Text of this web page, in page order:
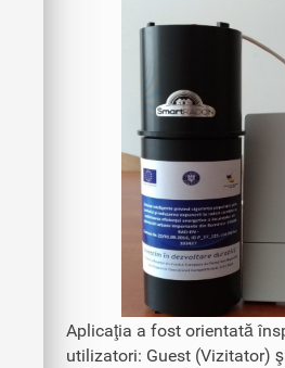
Aplicaţia a fost orientată
utilizatori: Guest (Vizitator)